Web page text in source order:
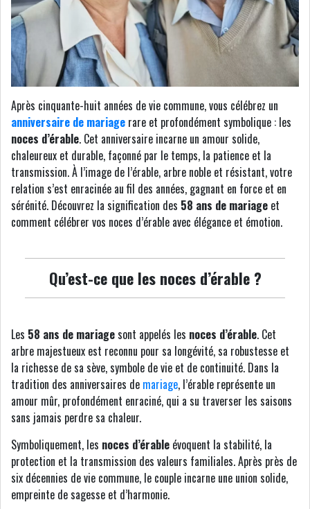
Après cinquante-huit années de vie commune, vous célébrez un
anniversaire de mariage rare et profondément symbolique : les
noces d’érable. Cet anniversaire incarne un amour solide,
chaleureux et durable, façonné par le temps, la patience et la
transmission. À l’image de l’érable, arbre noble et résistant, votre
relation s’est enracinée au fil des années, gagnant en force et en
sérénité. Découvrez la signification des 58 ans de mariage et
comment célébrer vos noces d’érable avec élégance et émotion.
Qu’est-ce que les noces d’érable ?
Les 58 ans de mariagesont appelés les noces d’érable. Cet
arbre majestueux est reconnu pour sa longévité, sa robustesse et
la richesse de sa sève, symbole de vie et de continuité. Dans la
tradition des anniversaires de mariage, l’érable représente un
amour mûr, profondément enraciné, qui a su traverser les saisons
sans jamais perdre sa chaleur.
Symboliquement, les noces d’érable évoquent la stabilité, la
protection et la transmission des valeurs familiales. Après près de
six décennies de vie commune, le couple incarne une union solide,
empreinte de sagesse et d’harmonie.